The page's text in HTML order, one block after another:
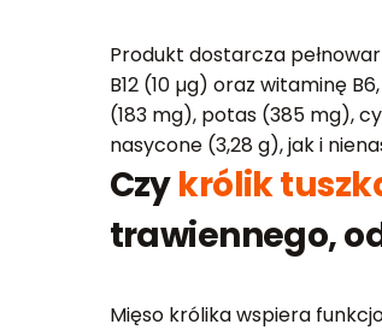
Produkt dostarcza
B12 (10 µg) oraz witaminę
(183 mg), potas (385 mg),
nasycone (3,28 g), jak i
Czykrólik
trawiennego,
Mięso królika wspiera